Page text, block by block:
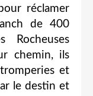
réclamer
de 400
chemin, ils
et
le destin et